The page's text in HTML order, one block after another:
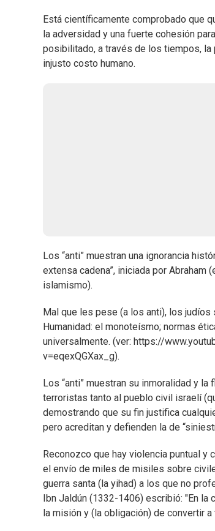
Está científicamente comprobado que
la adversidad y una fuerte cohesión
posibilitado, a través de los tiempos, la
injusto costo humano.
Los “anti” muestran una ignorancia
extensa cadena”, iniciada por
islamismo).
Mal que les pese (a los anti), los
Humanidad: el monoteísmo; normas
universalmente. (ver: https://
v=eqexQGXax_g).
Los “anti” muestran su inmoralidad y
terroristas tanto al pueblo civil israelí
demostrando que su fin justifica
pero acreditan y defienden la de
Reconozco que hay violencia puntual y
el envío de miles de misiles sobre
guerra santa (la yihad) a los que no
Ibn Jaldún (1332-1406) escribió: "En
la misión y (la obligación) de convertir